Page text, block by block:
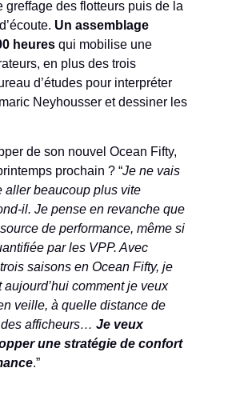
greffage des flotteurs puis de la
Un assemblage
heures qui mobilise une
en plus des trois
d’études pour interpréter
Neyhousser et dessiner les
de son nouvel Ocean Fifty,
prochain ? “Je ne vais
aller beaucoup plus vite
il. Je pense en revanche que
de performance, même si
par les VPP. Avec
saisons en Ocean Fifty, je
comment je veux
veille, à quelle distance de
afficheurs… Je veux
une stratégie de confort
.”